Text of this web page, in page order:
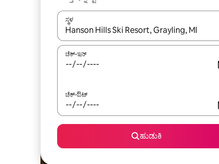
ಸ್ಥಳ
ಫಲಿತಾಂಶಗಳು ಲಭ್ಯವಿರುವಾಗ, ಅಪ್ ಮತ್ತು ಡೌನ್ ಬಾಣದ
ಚೆಕ್-ಇನ್
ಚೆಕ್-ಔಟ್
ಹುಡುಕಿ